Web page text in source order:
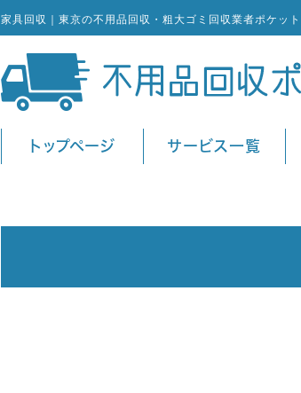
家具回収｜東京の不用品回収・粗大ゴミ回収業者ポケッ
トップページ サービス一覧